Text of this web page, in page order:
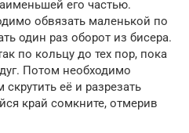
его частью.
обвязать маленькой по
один раз оборот из бисера.
по кольцу до тех пор, пока
Потом необходимо
её и разрезать
край сомкните, отмерив